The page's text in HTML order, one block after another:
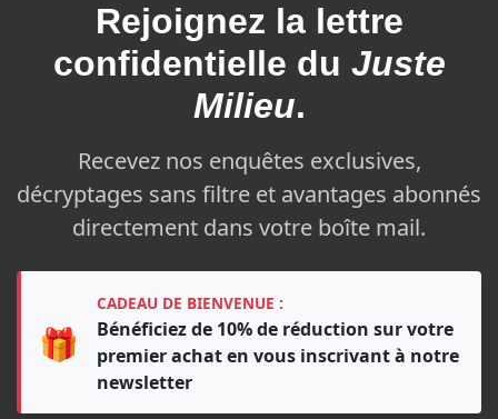
Rejoignez la lettre
confidentielle du Juste
Milieu.
Recevez nos enquêtes exclusives,
décryptages sans filtre et avantages abonnés
directement dans votre boîte mail.
🎁
CADEAU DE BIENVENUE :
Bénéficiez de 10% de réduction sur votre
premier achat en vous inscrivant à notre
newsletter